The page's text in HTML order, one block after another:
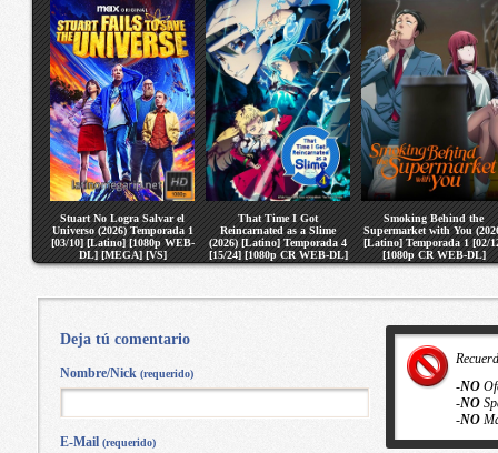
Stuart No Logra Salvar el
Universo (2026) Temporada 1
[03/10] [Latino] [1080p WEB-
DL] [MEGA] [VS]
That Time I Got
Reincarnated as a Slime
(2026) [Latino] Temporada 4
[15/24] [1080p CR WEB-DL]
[MEGA] [VS]
Smoking Behind the
Supermarket with You
[Latino] Temporada 1 [02/
[1080p CR WEB-DL]
[MEGA] [VS]
-NO
-NO
-NO
Deja tú comentario
Nombre/Nick (requerido)
E-Mail (requerido)